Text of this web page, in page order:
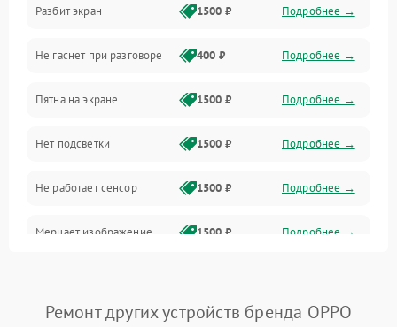
Проблемы с дисплеем и сенсором
Зарядка
Проблемы с питанием, зарядкой и аккумулятором
Проблемы с работой системы, корпусом и другие
Разбит экран 1500 ₽ Подробнее →
Не гаснет при разговоре 400 ₽ Подробнее →
Пятна на экране 1500 ₽ Подробнее →
Нет подсветки 1500 ₽ Подробнее →
Не работает сенсор 1500 ₽ Подробнее →
Мерцает изображение 1500 ₽ Подробнее →
Не работает Face ID 4000 ₽ Подробнее →
Ремонт других устройств бренда OPPO